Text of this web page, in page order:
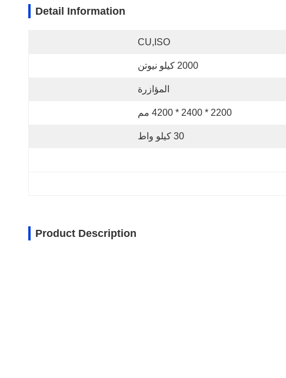
Detail Information
CU,ISO
2000 كيلو نيوتن
المؤازرة
2200 * 2400 * 4200 مم
30 كيلو واط
Product Description